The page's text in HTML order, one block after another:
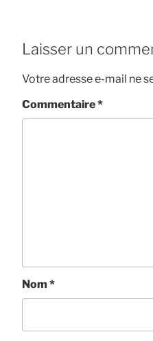
Laisser un
Votre adresse e-mail ne
Commentaire*
Nom *